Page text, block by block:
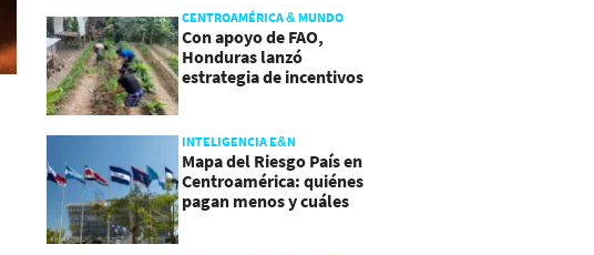
CENTROAMÉRICA & MUNDO
Con apoyo de FAO,
Honduras lanzó
estrategia de incentivos
INTELIGENCIA E&N
Mapa del Riesgo País en
Centroamérica: quiénes
pagan menos y cuáles